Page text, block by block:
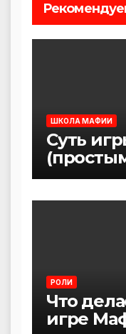
ШКОЛА МАФИИ
Суть
РОЛИ
Что
игре